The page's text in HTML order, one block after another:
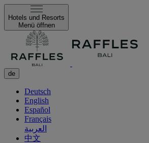
Hotels und Resorts
Menü öffnen
de
Deutsch
English
Español
Français
العربية
中文